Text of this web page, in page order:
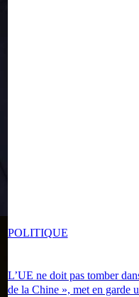
L’UE ne doit pas tomber
de la Chine », met en garde
POLITIQUE